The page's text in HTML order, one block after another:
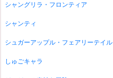
シャングリラ・フロンティア
シャンティ
シュガーアップル・フェアリーテイル
しゅごキャラ